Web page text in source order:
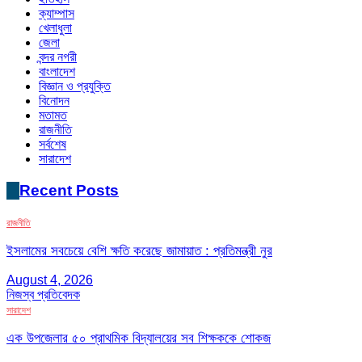
ক্যাম্পাস
খেলাধুলা
জেলা
বন্দর নগরী
বাংলাদেশ
বিজ্ঞান ও প্রযুক্তি
বিনোদন
মতামত
রাজনীতি
সর্বশেষ
সারাদেশ
Recent Posts
রাজনীতি
ইসলামের সবচেয়ে বেশি ক্ষতি করেছে জামায়াত : প্রতিমন্ত্রী নুর
August 4, 2026
নিজস্ব প্রতিবেদক
সারাদেশ
এক উপজেলার ৫০ প্রাথমিক বিদ্যালয়ের সব শিক্ষককে শোকজ